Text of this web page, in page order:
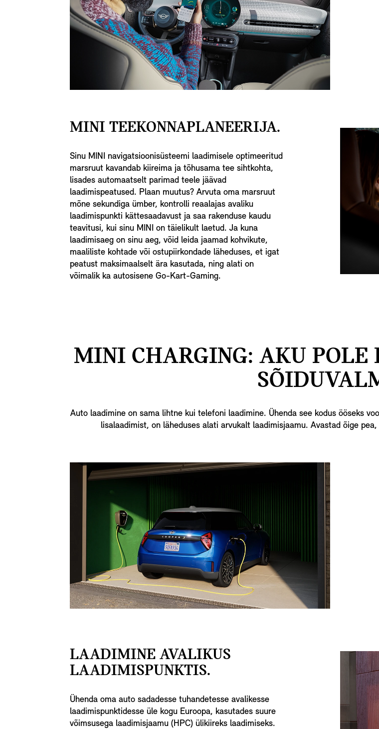
MINI TEEKONNAPLANEERIJA.
Sinu MINI navigatsioonisüsteemi laadimisele optimeeritud
marsruut kavandab kiireima ja tõhusama tee sihtkohta,
lisades automaatselt parimad teele jäävad
laadimispeatused. Plaan muutus? Arvuta oma marsruut
mõne sekundiga ümber, kontrolli reaalajas avaliku
laadimispunkti kättesaadavust ja saa rakenduse kaudu
teavitusi, kui sinu MINI on täielikult laetud. Ja kuna
laadimisaeg on sinu aeg, võid leida jaamad kohvikute,
maaliliste kohtade või ostupiirkondade läheduses, et igat
peatust maksimaalselt ära kasutada, ning alati on
võimalik ka autosisene Go-Kart-Gaming.
MINI CHARGING: AKU
Auto laadimine on sama lihtne kui telefoni laadimine. Ühenda see kodus ööseks
lisalaadimist, on läheduses alati arvukalt laadimisjaamu. Avastad õige
LAADIMINE AVALIKUS
LAADIMISPUNKTIS.
Ühenda oma auto sadadesse tuhandetesse avalikesse
laadimispunktidesse üle kogu Euroopa, kasutades suure
võimsusega laadimisjaamu (HPC) ülikiireks laadimiseks.